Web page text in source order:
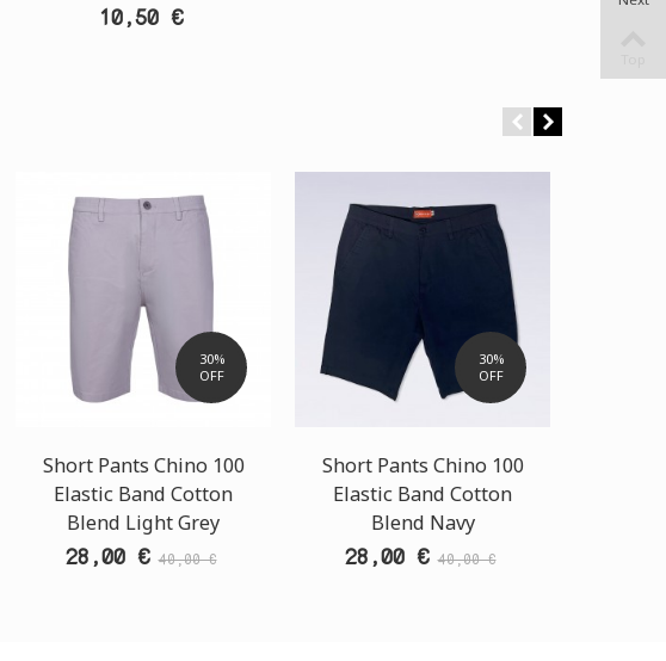
10,50 €
30%
OFF
Short Pants Chino 100
Elastic Band Cotton
Blend Light Grey
28,00 € 40,00 €
30%
OFF
Short Pants Chino 100
Elastic Band Cotton
Blend Navy
28,00 € 40,00 €